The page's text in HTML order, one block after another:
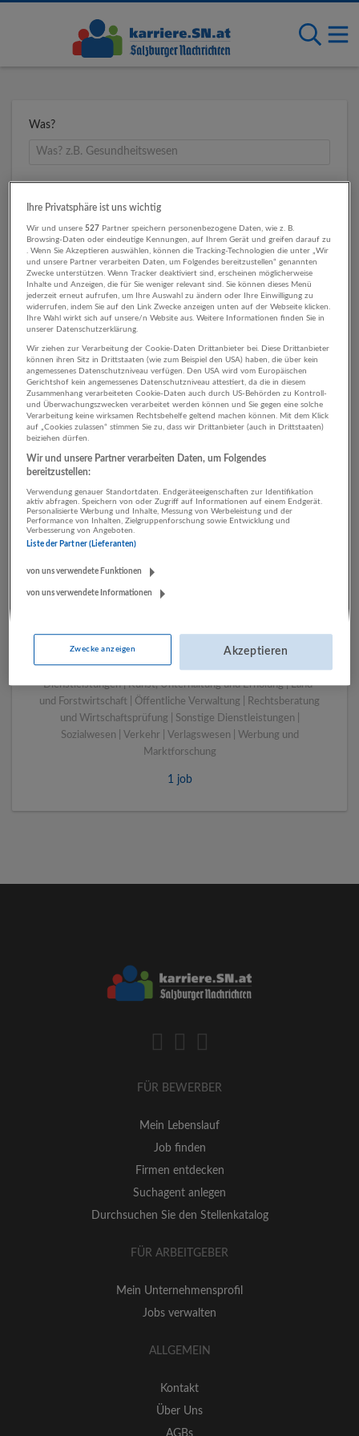
Was?
Umkreis
1 IT, EDV IT-Dienstleistungen
Unternehmen
LUGSTEIN CONSULTING
Bau | Beherbergung und Gastronomie | Einzelhandel |
Energieversorgung | Finanz- und Versicherungsleistungen |
Gesundheitswesen | Herstellung von Waren | IT-
Dienstleistungen | Kunst, Unterhaltung und Erholung | Land-
und Forstwirtschaft | Öffentliche Verwaltung | Rechtsberatung
und Wirtschaftsprüfung | Sonstige Dienstleistungen |
Sozialwesen | Verkehr | Verlagswesen | Werbung und
Marktforschung
1 job
FÜR BEWERBER
Mein Lebenslauf
Job finden
Firmen entdecken
Suchagent anlegen
Durchsuchen Sie den Stellenkatalog
FÜR ARBEITGEBER
Mein Unternehmensprofil
Jobs verwalten
ALLGEMEIN
Kontakt
Über Uns
AGBs
Ihre Privatsphäre ist uns wichtig
Wir und unsere527 Partner speichern personenbezogene Daten, wie z. B.
Browsing-Daten oder eindeutige Kennungen, auf Ihrem Gerät und greifen darauf zu
. Wenn Sie Akzeptieren auswählen, können die Tracking-Technologien die unter „Wir
und unsere Partner verarbeiten Daten, um Folgendes bereitzustellen“ genannten
Zwecke unterstützen. Wenn Tracker deaktiviert sind, erscheinen möglicherweise
Inhalte und Anzeigen, die für Sie weniger relevant sind. Sie können dieses Menü
jederzeit erneut aufrufen, um Ihre Auswahl zu ändern oder Ihre Einwilligung zu
widerrufen, indem Sie auf den Link Zwecke anzeigen unten auf der Webseite klicken.
Ihre Wahl wirkt sich auf unsere/n Website aus. Weitere Informationen finden Sie in
unserer Datenschutzerklärung.
Wir ziehen zur Verarbeitung der Cookie-Daten Drittanbieter bei. Diese Drittanbieter
können ihren Sitz in Drittstaaten (wie zum Beispiel den USA) haben, die über kein
angemessenes Datenschutzniveau verfügen. Den USA wird vom Europäischen
Gerichtshof kein angemessenes Datenschutzniveau attestiert, da die in diesem
Zusammenhang verarbeiteten Cookie-Daten auch durch US-Behörden zu Kontroll-
und Überwachungszwecken verarbeitet werden können und Sie gegen eine solche
Verarbeitung keine wirksamen Rechtsbehelfe geltend machen können. Mit dem Klick
auf „Cookies zulassen“ stimmen Sie zu, dass wir Drittanbieter (auch in Drittstaaten)
beiziehen dürfen.
Wir und unsere Partner verarbeiten Daten, um Folgendes
bereitzustellen:
Verwendung genauer Standortdaten. Endgeräteeigenschaften zur Identifikation
aktiv abfragen. Speichern von oder Zugriff auf Informationen auf einem Endgerät.
Personalisierte Werbung und Inhalte, Messung von Werbeleistung und der
Performance von Inhalten, Zielgruppenforschung sowie Entwicklung und
Verbesserung von Angeboten.
Liste der Partner (Lieferanten)
von uns verwendete Funktionen
von uns verwendete Informationen
Zwecke anzeigen Akzeptieren